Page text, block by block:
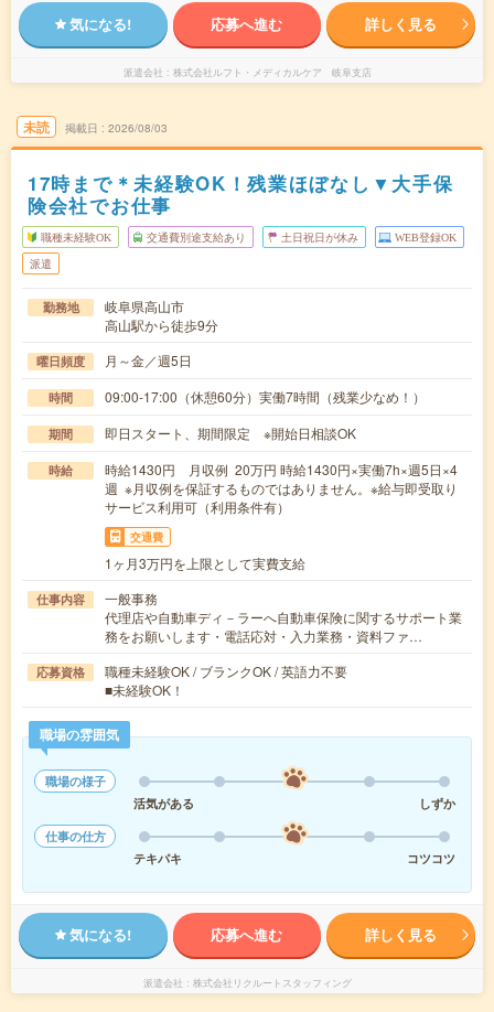
気になる! 応募へ進む 詳しく見る
派遣会社 株式会社ルフト・メディカルケア 岐阜支店
未読 掲載日 2026/08/03
17時まで＊未経験OK！残業ほぼなし▼大手保
険会社でお仕事
職種未経験OK 交通費別途支給あり 土日祝日が休み WEB登録OK
派遣
勤務地
岐阜県高山市
高山駅から徒歩9分
曜日頻度 月～金／週5日
時間 09:00-17:00（休憩60分）実働7時間（残業少なめ！）
期間 即日スタート、期間限定 ※開始日相談OK
時給
時給1430円 月収例 20万円 時給1430円×実働7h×週5日×4
週 ※月収例を保証するものではありません。※給与即受取り
サービス利用可（利用条件有）
交通費
1ヶ月3万円を上限として実費支給
仕事内容
一般事務
代理店や自動車ディ－ラーへ自動車保険に関するサポート業
務をお願いします・電話応対・入力業務・資料ファ…
応募資格
職種未経験OK / ブランクOK / 英語力不要
■未経験OK！
職場の雰囲気
職場の様子
活気がある
しずか
仕事の仕方
テキパキ
コツコツ
気になる! 応募へ進む 詳しく見る
派遣会社 株式会社リクルートスタッフィング